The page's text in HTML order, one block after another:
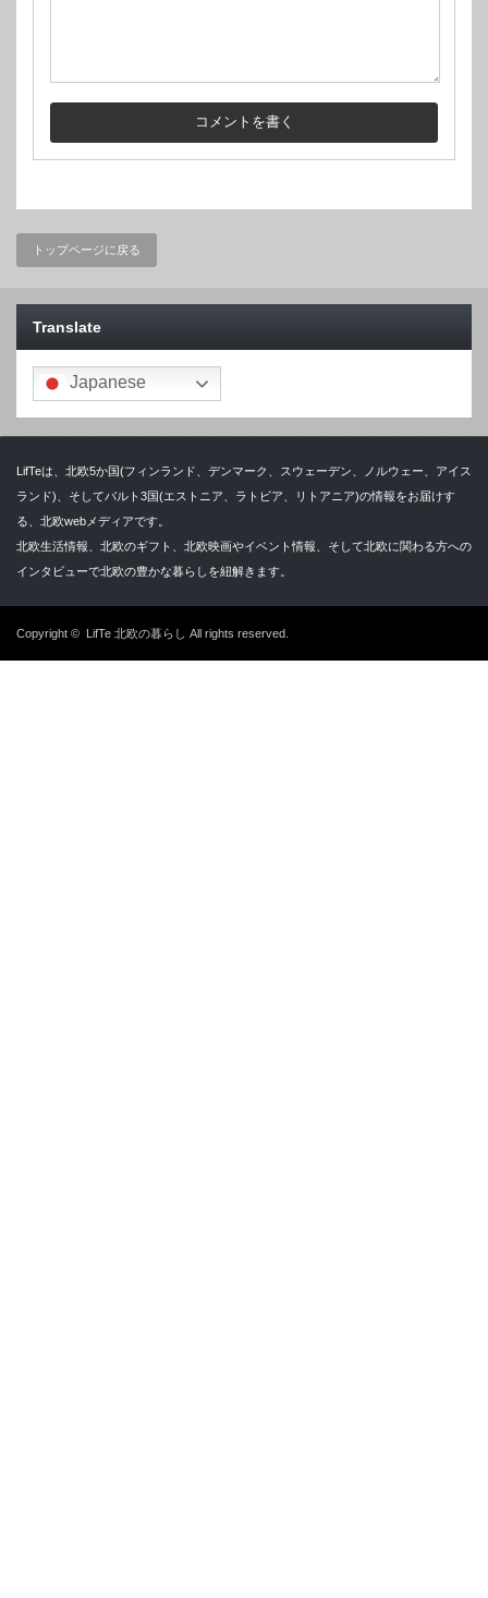
トップページに戻る
Translate
Japanese
LifTeは、北欧5か国(フィンランド、デンマーク、スウェーデン、ノルウェー、アイス
ランド)、そしてバルト3国(エストニア、ラトビア、リトアニア)の情報をお届けす
る、北欧webメディアです。
北欧生活情報、北欧のギフト、北欧映画やイベント情報、そして北欧に関わる方への
インタビューで北欧の豊かな暮らしを紐解きます。
Copyright © LifTe 北欧の暮らし All rights reserved.